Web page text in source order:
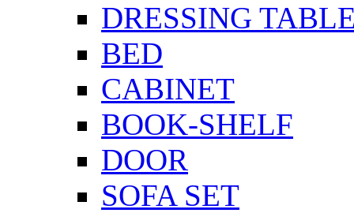
DRESSING
BED
CABINET
BOOK-SHELF
DOOR
SOFA SET